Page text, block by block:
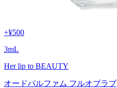
+¥500
3mL
Her lip to BEAUTY
オードパルファム フルオブラブ